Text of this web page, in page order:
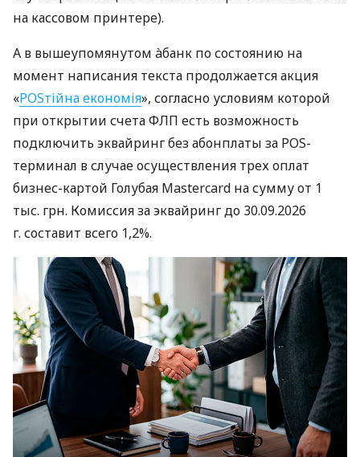
на кассовом принтере).
А в вышеупомянутом àбанк по состоянию на
момент написания текста продолжается акция
«POSтійна економія», согласно условиям которой
при открытии счета ФЛП есть возможность
подключить эквайринг без абонплаты за POS-
терминал в случае осуществления трех оплат
бизнес-картой Голубая Mastercard на сумму от 1
тыс. грн. Комиссия за эквайринг до 30.09.2026
г. составит всего 1,2%.